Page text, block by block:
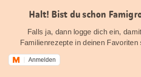
Halt! Bist du schon
Falls ja, dann logge dich ein,
Familienrezepte in deinen
Anmelden